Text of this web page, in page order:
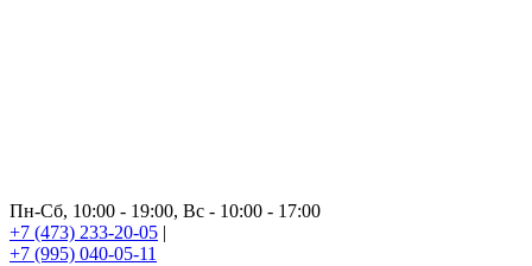
Пн-Сб, 10:00 - 19:00, Вс - 10:00 - 17:00
+7 (473) 233-20-05 |
+7 (995) 040-05-11